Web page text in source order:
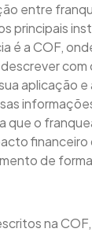
entre
principais
é a COF,
com
aplicação
que o
financeiro
de
na